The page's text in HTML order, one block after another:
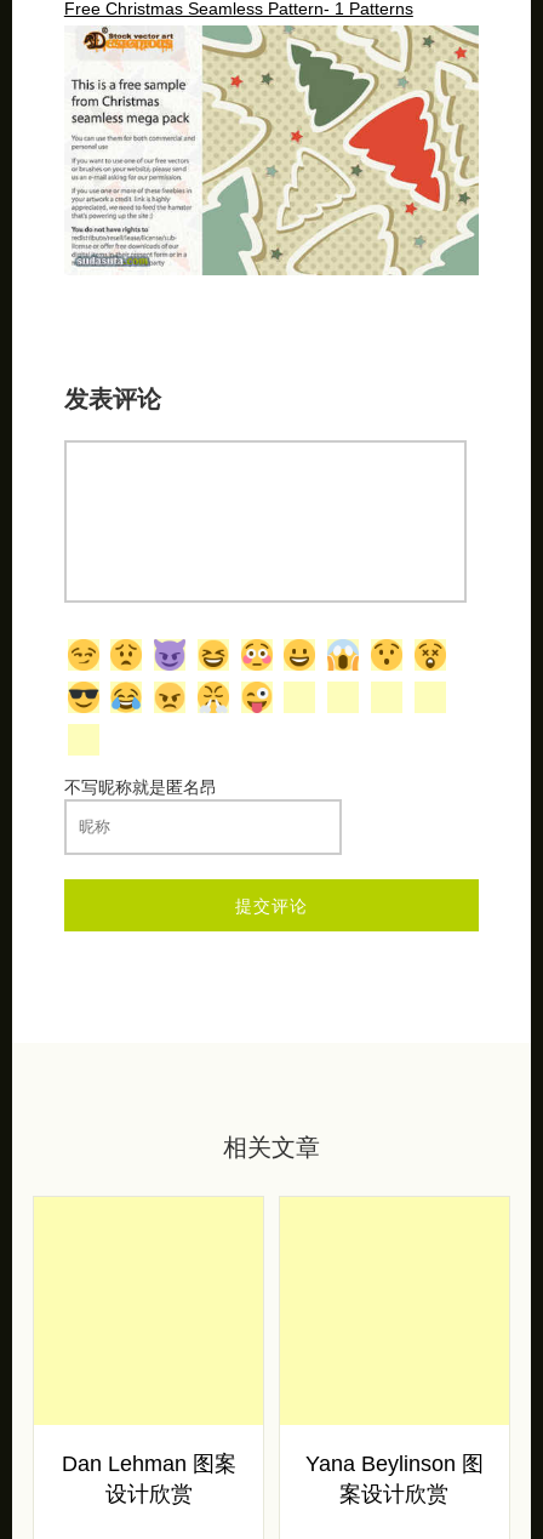
Free Christmas Seamless Pattern- 1 Patterns
发表评论
不写昵称就是匿名昂
相关文章
Dan Lehman 图案
设计欣赏
Yana Beylinson 图
案设计欣赏